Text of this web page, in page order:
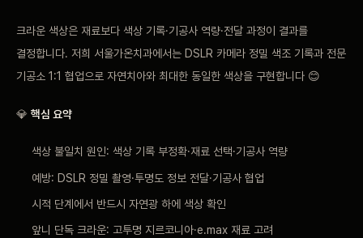
크라운 색상은 재료보다 색상 기록·기공사 역량·전달 과정이 결과를
결정합니다. 저희 서울가온치과에서는 DSLR 카메라 정밀 색조 기록과 전문
기공소 1:1 협업으로 자연치아와 최대한 동일한 색상을 구현합니다 😊
💎 핵심 요약
색상 불일치 원인: 색상 기록 부정확·재료 선택·기공사 역량
예방: DSLR 정밀 촬영·투명도 정보 전달·기공사 협업
시적 단계에서 반드시 자연광 하에 색상 확인
앞니 단독 크라운: 고투명 지르코니아·e.max 재료 고려